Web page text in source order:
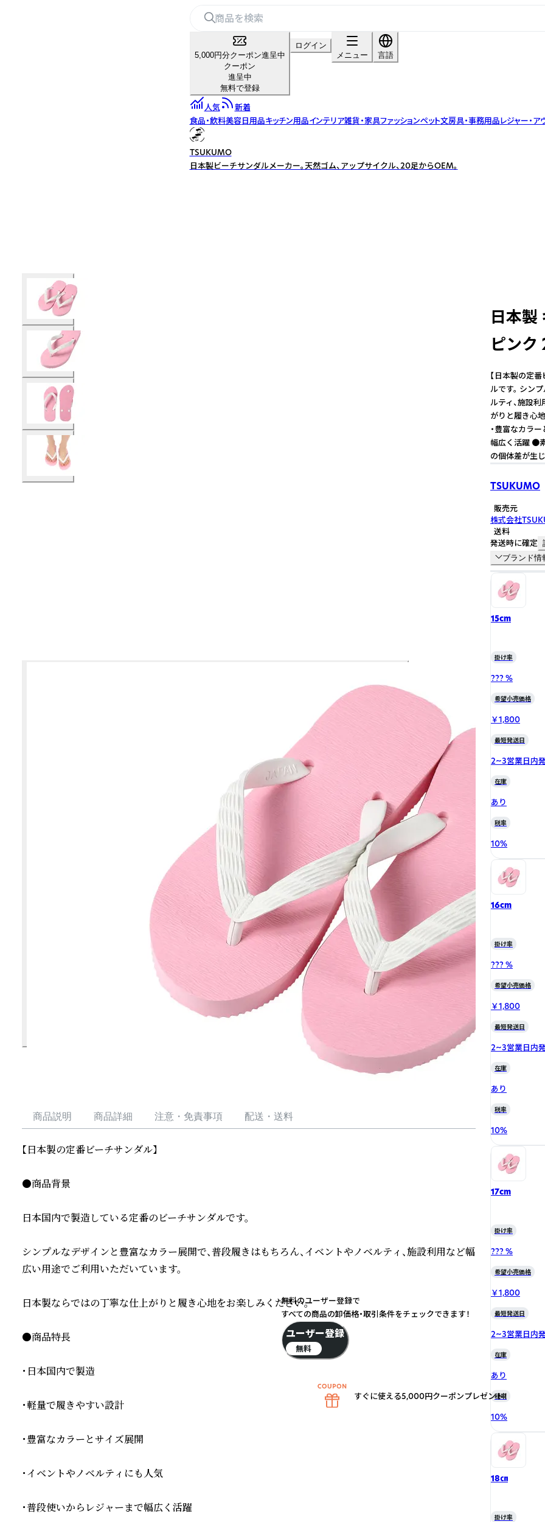
5,000円分クーポン進呈中
クーポン
進呈中
無料で登録
ログイン
メニュー
言語
人気
新着
食品・飲料美容日用品キッチン用品インテリア雑貨・家具ファッションペット文房具・事務用品レジャー・ア
TSUKUMO
日本製ビーチサンダルメーカー。天然ゴム、アップサイクル、20足からOEM。
商品説明 商品詳細 注意・免責事項 配送・送料
【日本製の定番ビーチサンダル】
●商品背景
日本国内で製造している定番のビーチサンダルです。
シンプルなデザインと豊富なカラー展開で、普段履きはもちろん、イベントやノベルティ、施設利用など幅
広い用途でご利用いただいています。
日本製ならではの丁寧な仕上がりと履き心地をお楽しみください。
●商品特長
・日本国内で製造
・軽量で履きやすい設計
・豊富なカラーとサイズ展開
・イベントやノベルティにも人気
・普段使いからレジャーまで幅広く活躍
日本製
ピンク
【日本製の定
ルです。 シン
ルティ、施設
がりと履き心
・豊富なカラ
幅広く活躍 ●
の個体差が生
TSUKUMO
販売元
株式会社
送料
発送時に確定
ブランド情
15cm
掛け率
??? %
希望小売価格
￥1,800
最短発送日
2~3営業日内
在庫
あり
税率
10%
16cm
掛け率
??? %
希望小売価格
￥1,800
最短発送日
2~3営業日内
在庫
あり
税率
10%
17cm
掛け率
??? %
希望小売価格
￥1,800
最短発送日
2~3営業日内
在庫
あり
税率
10%
18㎝
掛け率
無料のユーザー登録で
すべての商品の卸価格・取引条件をチェックできます！
ユーザー登録
無料
すぐに使える5,000円クーポンプレゼント！